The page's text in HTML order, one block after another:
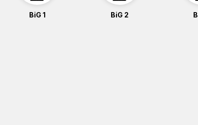
BiG 1 BiG 2